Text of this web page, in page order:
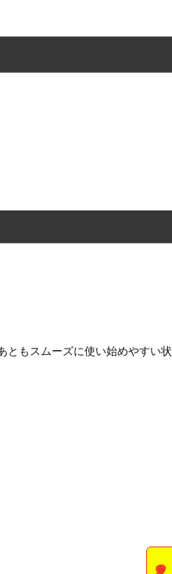
ともスムーズに使い始めやすい